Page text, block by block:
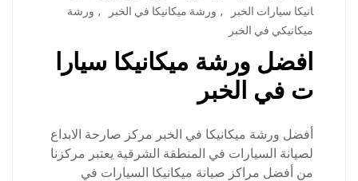
انيكا سيارات الخبر
, ورشة ميكانيكا في الخبر , ورشة
ميكانيكي في الخبر
افضل ورشة ميكانيكا سيارا
ت في الخبر
أفضل ورشة ميكانيكا في الخبر مركز صارحة الابداع
لصيانة السيارات في المنطقة الشرقية يعتبر مركزنا
من أفضل مراكز صيانة ميكانيكا السيارات في